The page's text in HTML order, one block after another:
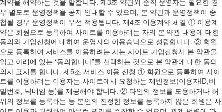
우 별도로 운영정책을 공지 안내할 수 있으며, 본 약관과 운영정책이 중
첩될 경우 운영정책이 우선 적용됩니다. 제4조 이용계약 체결 ① 이용계
약은 회원으로 등록하여 사이트를 이용하려는 자의 본 약관 내용에 대한
동의와 가입신청에 대하여 운영자의 이용승낙으로 성립합니다. ② 회원
으로 등록하여 서비스를 이용하려는 자는 사이트 가입신청시 본 약관을
읽고 아래에 있는 “동의합니다”를 선택하는 것으로 본 약관에 대한 동의
의사 표시를 합니다. 제5조 서비스 이용 신청 ① 회원으로 등록하여 사이
트를 이용하려는 이용자는 사이트에서 요청하는 제반정보(이용자ID,비
밀번호, 닉네임 등)를 제공해야 합니다. ② 타인의 정보를 도용하거나 허
위의 정보를 등록하는 등 본인의 진정한 정보를 등록하지 않은 회원은 사